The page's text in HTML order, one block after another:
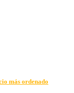
más ordenado